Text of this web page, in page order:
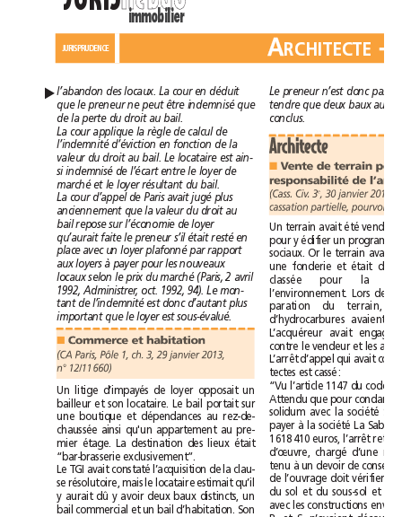
l’abandon des locaux. La cour en déduit
que le preneur ne peut être indemnisé que
de la perte du droit au bail.
La cour applique la règle de calcul de
l’indemnité d’éviction en fonction de la
valeur du droit au bail. Le locataire est ain-
si indemnisé de l’écart entre le loyer de
marché et le loyer résultant du bail.
La cour d’appel de Paris avait jugé plus
anciennement que la valeur du droit au
bail repose sur l’économie de loyer
qu’aurait faite le preneur s’il était resté en
place avec un loyer plafonné par rapport
aux loyers à payer pour les nouveaux
locaux selon le prix du marché (Paris, 2avril
1992, Administrer, oct. 1992, 94). Le mon-
tant de l’indemnité est donc d’autant plus
important que le loyer est sous-évalué.
Commerce et habitation
(CA Paris, Pôle 1, ch. 3, 29janvier 2013,
n°12/11660)
Un litige d’impayés de loyer opposait un
bailleur et son locataire. Le bail portait sur
une boutique et dépendances au rez-de-
chaussée ainsi qu'un appartement au pre-
mier étage. La destination des lieux était
“bar-brasserie exclusivement”.
Le TGI avait constaté l’acquisition de la clau-
y aurait dû y avoir deux baux distincts, un
bail commercial et un bail d’habitation. Son
conclus.
Architecte
(Cass. Civ. 3e
tectes est cassé:
immobilier
A
AR
RC
CH
H T
TE
EC
CT
TE
E -
-
▲
RRIISSP
PR
RUU DDE
EN
NC
CE
E